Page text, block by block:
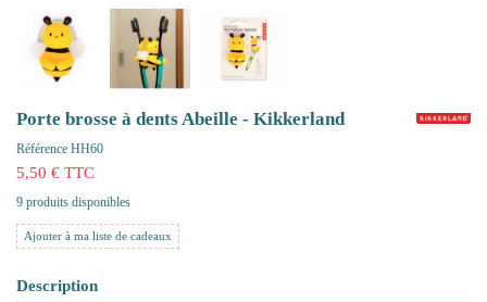
Porte brosse à dents Abeille - Kikkerland
Référence HH60
5,50 € TTC
9 produits disponibles
Ajouter à ma liste de cadeaux
Description